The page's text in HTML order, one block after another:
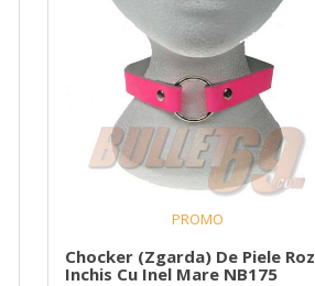
PROMO
Chocker (zgarda) De Piele Roz
Inchis Cu Inel Mare NB175